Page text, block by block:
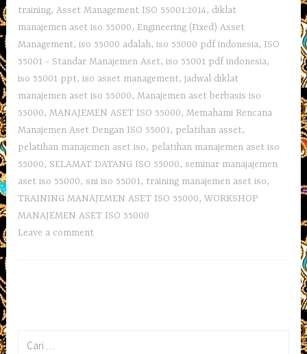
training,Asset Management ISO 55001:2014, diklat
manajemen aset iso 55000, Engineering (Fixed) Asset
Management,iso 55000 adalah,iso 55000 pdf indonesia, ISO
55001 - Standar Manajemen Aset,iso 55001 pdf indonesia,
iso 55001 ppt,iso asset management,jadwal diklat
manajemen aset iso 55000,Manajemen aset berbasis iso
55000,MANAJEMEN ASET ISO 55000,Memahami Rencana
Manajemen Aset Dengan ISO 55001, pelatihan asset,
pelatihan manajemen aset iso, pelatihan manajemen aset iso
55000, SELAMAT DATANG ISO 55000,seminar manajajemen
aset iso 55000,sni iso 55001, training manajemen aset iso,
TRAINING MANAJEMEN ASET ISO 55000,WORKSHOP
MANAJEMEN ASET ISO 55000
Leave a comment